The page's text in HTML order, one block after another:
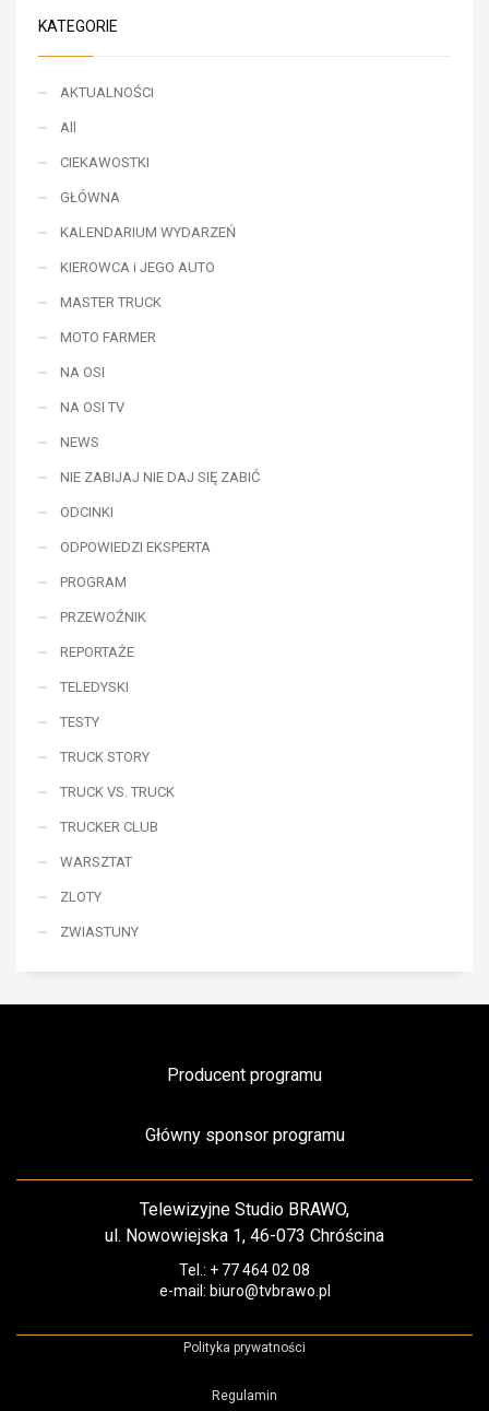
KATEGORIE
AKTUALNOŚCI
All
CIEKAWOSTKI
GŁÓWNA
KALENDARIUM WYDARZEŃ
KIEROWCA i JEGO AUTO
MASTER TRUCK
MOTO FARMER
NA OSI
NA OSI TV
NEWS
NIE ZABIJAJ NIE DAJ SIĘ ZABIĆ
ODCINKI
ODPOWIEDZI EKSPERTA
PROGRAM
PRZEWOŹNIK
REPORTAŻE
TELEDYSKI
TESTY
TRUCK STORY
TRUCK VS. TRUCK
TRUCKER CLUB
WARSZTAT
ZLOTY
ZWIASTUNY
Producent programu
Główny sponsor programu
Telewizyjne Studio BRAWO,
ul. Nowowiejska 1, 46-073 Chróścina
Tel.: + 77 464 02 08
e-mail: biuro@tvbrawo.pl
Polityka prywatności
Regulamin